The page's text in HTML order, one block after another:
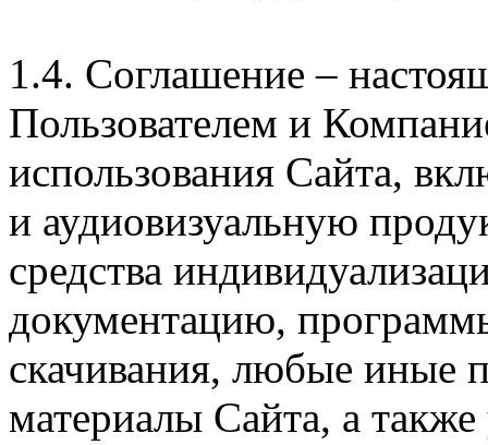
1.4. Соглашение –
Пользователем и
использования Сайта,
и аудиовизуальную
средства
документацию,
скачивания, любые иные
материалы Сайта, а